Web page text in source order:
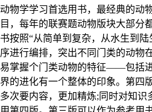
动物学学习首选用书，最经典的动
目，每年的联赛题动物版块大部分
书按照“从简单到复杂，从水生到
序进行编排，突出不同门类的动物
易掌握个门类动物的特征——包括
界的进化有一个整体的印象。第四
多次要内容，更加精炼;同时对知识